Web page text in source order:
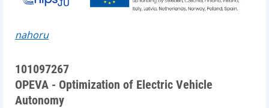
nahoru
101097267
OPEVA - Optimization of Electric Vehicle
Autonomy